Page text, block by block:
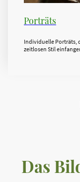
Porträts
Individuelle Porträts,
zeitlosen Stil
Das